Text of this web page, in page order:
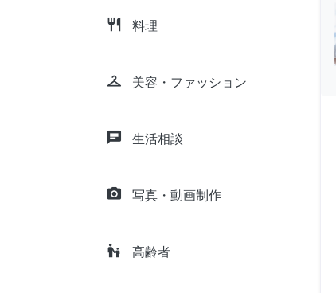
restaurant 料理
checkroom 美容・ファッション
chat 生活相談
camera_alt 写真・動画制作
escalator_warning 高齢者